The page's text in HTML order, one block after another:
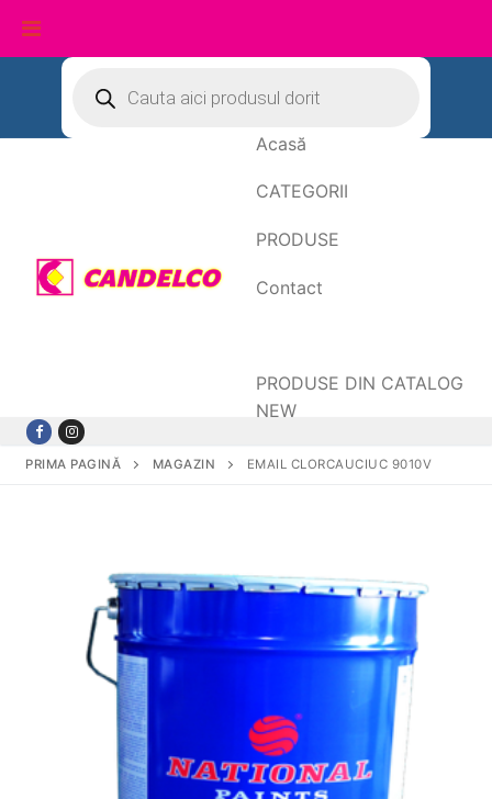
conținut
search
Acasă
CATEGORII
PRODUSE
Contact
PRODUSE DIN CATALOG
NEW
PRIMA PAGINĂ MAGAZIN EMAIL CLORCAUCIUC 9010V